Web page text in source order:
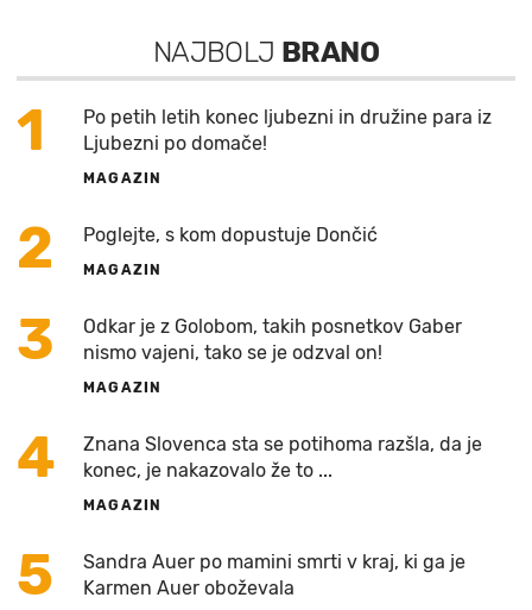
NAJBOLJ BRANO
1
Po petih letih konec ljubezni in družine para iz
Ljubezni po domače!
MAGAZIN
2 Poglejte, s kom dopustuje Dončić
MAGAZIN
3
Odkar je z Golobom, takih posnetkov Gaber
nismo vajeni, tako se je odzval on!
MAGAZIN
4
Znana Slovenca sta se potihoma razšla, da je
konec, je nakazovalo že to ...
MAGAZIN
5
Sandra Auer po mamini smrti v kraj, ki ga je
Karmen Auer oboževala